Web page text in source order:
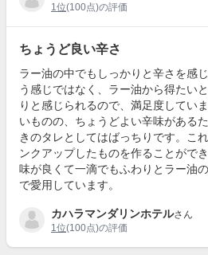
1位(100点)の評価
ちょうど良い辛さ
ラー油の中でもしっかりと辛さを感
う感じではなく、ラー油から得たい
りと感じられるので、満足度してい
いものの、ちょうどよい辛味がある
きのタレとしてはばっちりです。こ
ンクアップしたものを作ることがで
味が良くて一滴でもふわりとラー油
で愛用しています。
カハラマンダリンホテルさん
1位(100点)の評価